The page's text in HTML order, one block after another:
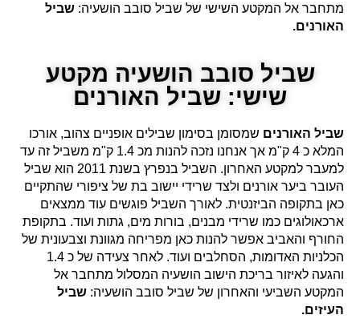
מתחבר אל המקטע השישי של שביל סובב הושעיה: שביל
האורנים.
שביל סובב הושעיה מקטע
שישי: שביל האורנים
שביל האורנים שמסומן בסימון שבילים אופניים צהוב, אורכו
המלא כ 4 ק"מ אך אנחנו נזכה להנות מכ 1.4 ק"מ משביל זה עד
למעבר למקטע האחרון. השביל בנפרץ בשנת 2011 הוא שביל
העובר ביער אורנים ולצד שרידי יישוב בת של ציפורי שהתקיים
כאן בתקופה הביזנטית. לאורך השביל פוגשים עוד ממצאים
ארכאולוגים כמו שרידי מבנים, בורות מים, גתות ועוד. בתקופת
החורף והאביב אפשר להנות כאן מפריחה מגוונת וצבעונית של
הכלניות האדומות, הסחלבים ועוד. לאחר צעידה של כ 1.4
והגעה לאיזור בריכת הישוב הושעיה המסלול מתחבר אל
המקטע השביעי והאחרון של שביל סובב הושעיה: שביל
העיזים.